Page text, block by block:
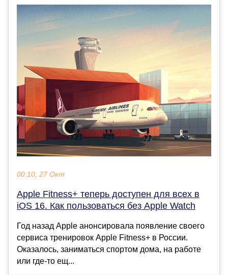
00:10, 27 Окт
Apple Fitness+ теперь доступен для всех в
iOS 16. Как пользоваться без Apple Watch
Год назад Apple анонсировала появление своего
сервиса тренировок Apple Fitness+ в России.
Оказалось, заниматься спортом дома, на работе
или где-то ещ...